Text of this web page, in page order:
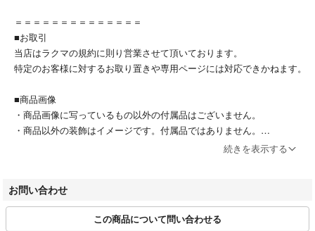
＝＝＝＝＝＝＝＝＝＝＝＝＝＝
■お取引
当店はラクマの規約に則り営業させて頂いております。
特定のお客様に対するお取り置きや専用ページには対応できかねます。
■商品画像
・商品画像に写っているもの以外の付属品はございません。
・商品以外の装飾はイメージです。付属品ではありません。
■キャンセル
・お客様都合によるキャンセルは原則お受けしておりません。
続きを表示する
お問い合わせ
この商品について問い合わせる